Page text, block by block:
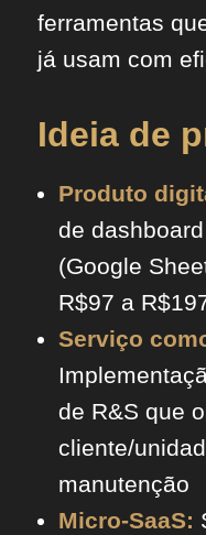
ferramentas
já usam com
Ideia de
Produto
de
(Google
R$97 a
Serviço
de R&S que
cliente/
manutenção
Micro-SaaS: